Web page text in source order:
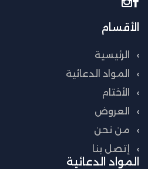
الأقسام
الرئيسية
المواد الدعائية
الأختام
العروض
من نحن
إتصل بنا
المواد الدعائية